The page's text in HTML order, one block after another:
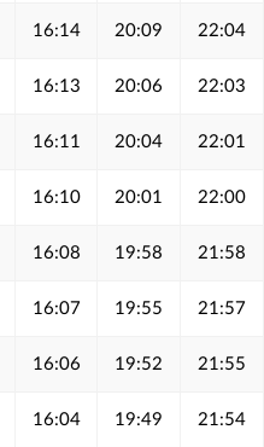
16:14 20:09 22:04
16:13 20:06 22:03
16:11 20:04 22:01
16:10 20:01 22:00
16:08 19:58 21:58
16:07 19:55 21:57
16:06 19:52 21:55
16:04 19:49 21:54